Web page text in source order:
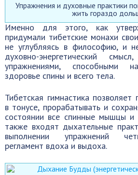
Упражнения и духовные практики
жить гораздо
Именно для этого, как
придумали тибетские монахи
не углубляясь в философию, и
духовно-энергетический
упражнениями, способными
здоровье спины и всего тела.
Тибетская гимнастика
в тонусе, прорабатывать и
состоянии все спинные мышцы и
также входят дыхательные
выполнении упражнений
регламент вдоха и выдоха.